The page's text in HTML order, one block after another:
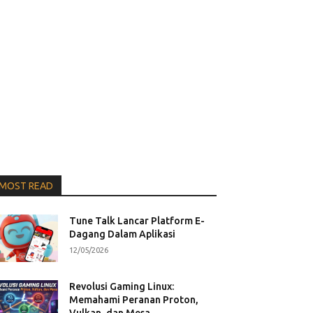
READ
Tune Talk Lancar Platform E-
Dagang Dalam Aplikasi
12/05/2026
Revolusi Gaming Linux:
Memahami Peranan Proton,